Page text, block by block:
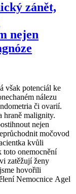
zánět,
nejen
však potenciál ke
nálezu
či ovarií.
hraně malignity.
nejen
močovod
kvůli
toto onemocnění
zatěžují ženy
hovořili
Nemocnice Agel